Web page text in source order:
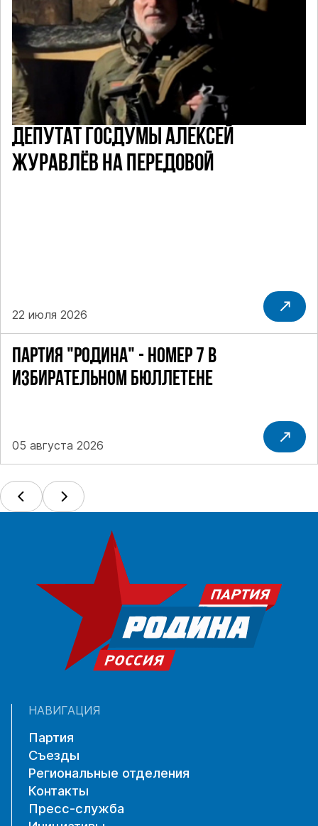
ПАРТИЯ "РОДИНА" - НОМЕР 7 В
ИЗБИРАТЕЛЬНОМ БЮЛЛЕТЕНЕ
05 августа 2026
ДЕПУТАТ ГОСДУМЫ АЛЕКСЕЙ
ЖУРАВЛЁВ НА ПЕРЕДОВОЙ
22 июля 2026
НАВИГАЦИЯ
Партия
Съезды
Региональные отделения
Контакты
Пресс-служба